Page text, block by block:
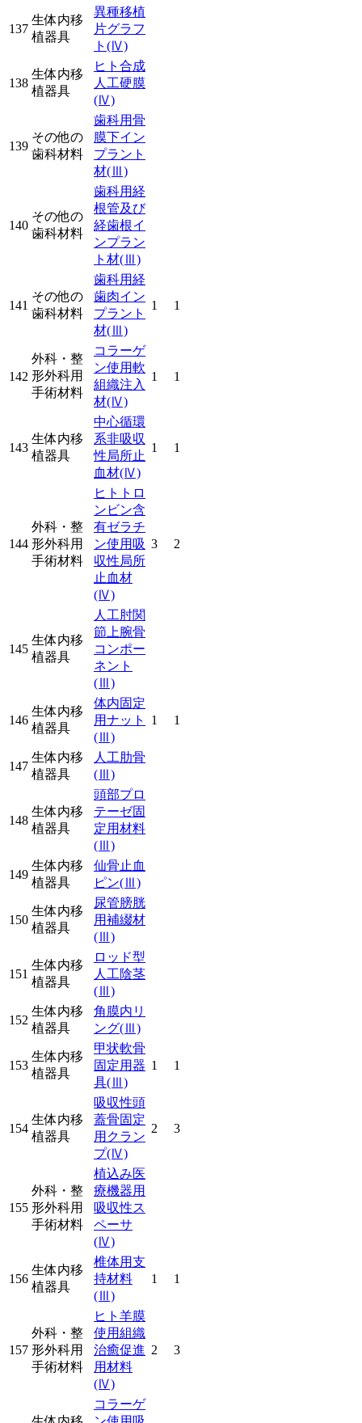
137
生体内移
植器具
異種移植
片グラフ
ト (Ⅳ)
138
生体内移
植器具
ヒト合成
人工硬膜
(Ⅳ)
139
その他の
歯科材料
歯科用骨
膜下イン
プラント
材(Ⅲ)
140
その他の
歯科材料
歯科用経
根管及び
経歯根イ
ンプラン
ト材(Ⅲ)
141
その他の
歯科材料
歯科用経
歯肉イン
プラント
材(Ⅲ)
1 1
142
外科・整
形外科用
手術材料
コラーゲ
ン使用軟
組織注入
材(Ⅳ)
1 1
143
生体内移
植器具
中心循環
系非吸収
性局所止
血材(Ⅳ)
1 1
144
外科・整
形外科用
手術材料
ヒトトロ
ンビン含
有ゼラチ
ン使用吸
収性局所
止血材
(Ⅳ)
3 2
145
生体内移
植器具
人工肘関
節上腕骨
コンポー
ネント
(Ⅲ)
146
生体内移
植器具
体内固定
用ナット
(Ⅲ)
1 1
147
生体内移
植器具
人工肋骨
(Ⅲ)
148
生体内移
植器具
頭部プロ
テーゼ固
定用材料
(Ⅲ)
149
生体内移
植器具
仙骨止血
ピン(Ⅲ)
150
生体内移
植器具
尿管膀胱
用補綴材
(Ⅲ)
151
生体内移
植器具
ロッド型
人工陰茎
(Ⅲ)
152
生体内移
植器具
角膜内リ
ング(Ⅲ)
153
生体内移
植器具
甲状軟骨
固定用器
具(Ⅲ)
1 1
154
生体内移
植器具
吸収性頭
蓋骨固定
用クラン
プ(Ⅳ)
2 3
155
外科・整
形外科用
手術材料
植込み医
療機器用
吸収性ス
ペーサ
(Ⅳ)
156
生体内移
植器具
椎体用支
持材料
(Ⅲ)
1 1
157
外科・整
形外科用
手術材料
ヒト羊膜
使用組織
治癒促進
用材料
(Ⅳ)
2 3
コラーゲ